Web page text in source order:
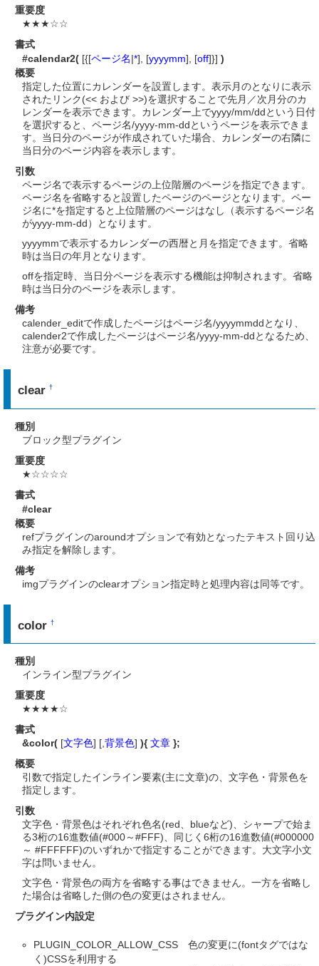
重要度
★★★☆☆
書式
#calendar2( [{[ページ名|*], [yyyymm], [off]}] )
概要
指定した位置にカレンダーを設置します。表示月のとなりに表示
されたリンク(<< および >>)を選択することで先月／次月分のカ
レンダーを表示できます。カレンダー上でyyyy/mm/ddという日付
を選択すると、ページ名/yyyy-mm-ddというページを表示できま
す。当日分のページが作成されていた場合、カレンダーの右隣に
当日分のページ内容を表示します。
引数
ページ名で表示するページの上位階層のページを指定できます。
ページ名を省略すると設置したページのページとなります。ペー
ジ名に*を指定すると上位階層のページはなし（表示するページ名
がyyyy-mm-dd）となります。
yyyymmで表示するカレンダーの西暦と月を指定できます。省略
時は当日の年月となります。
offを指定時、当日分ページを表示する機能は抑制されます。省略
時は当日分のページを表示します。
備考
calender_editで作成したページはページ名/yyyymmddとなり、
calender2で作成したページはページ名/yyyy-mm-ddとなるため、
注意が必要です。
clear†
種別
ブロック型プラグイン
重要度
★☆☆☆☆
書式
#clear
概要
refプラグインのaroundオプションで有効となったテキスト回り込
み指定を解除します。
備考
imgプラグインのclearオプション指定時と処理内容は同等です。
color†
種別
インライン型プラグイン
重要度
★★★★☆
書式
&color( [文字色] [,背景色] ){ 文章 };
概要
引数で指定したインライン要素(主に文章)の、文字色・背景色を
指定します。
引数
文字色・背景色はそれぞれ色名(red、blueなど)、シャープで始ま
る3桁の16進数値(#000～#FFF)、同じく6桁の16進数値(#000000
～ #FFFFFF)のいずれかで指定することができます。大文字小文
字は問いません。
文字色・背景色の両方を省略する事はできません。一方を省略し
た場合は省略した側の色の変更はされません。
プラグイン内設定
PLUGIN_COLOR_ALLOW_CSS 色の変更に(fontタグではな
く)CSSを利用する